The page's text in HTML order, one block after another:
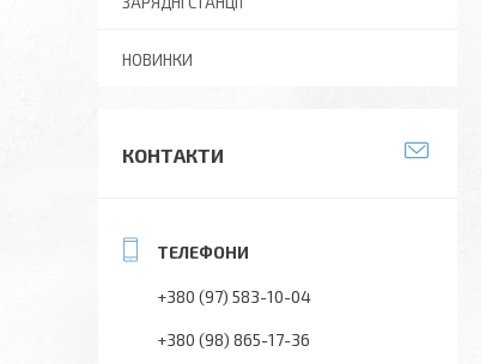
НОВИНКИ
КОНТАКТИ
+380 (97) 583-10-04
+380 (98) 865-17-36